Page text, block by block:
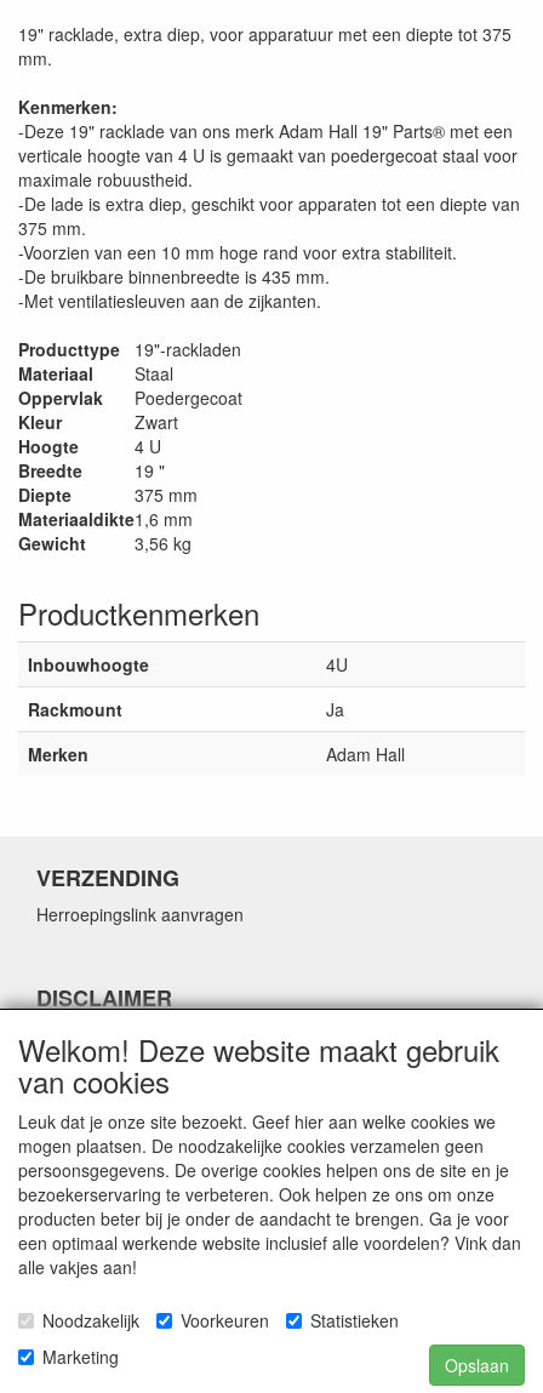
19" racklade, extra diep, voor apparatuur met een diepte tot 375
mm.
Kenmerken:
-Deze 19" racklade van ons merk Adam Hall 19" Parts® met een
verticale hoogte van 4 U is gemaakt van poedergecoat staal voor
maximale robuustheid.
-De lade is extra diep, geschikt voor apparaten tot een diepte van
375 mm.
-Voorzien van een 10 mm hoge rand voor extra stabiliteit.
-De bruikbare binnenbreedte is 435 mm.
-Met ventilatiesleuven aan de zijkanten.
Producttype
19"-rackladen
Materiaal
Staal
Oppervlak
Poedergecoat
Kleur
Zwart
Hoogte
4 U
Breedte
19 "
Diepte
375 mm
Materiaaldikte1,6 mm
Gewicht
3,56 kg
Productkenmerken
Inbouwhoogte
4U
Rackmount
Ja
Merken
Adam Hall
VERZENDING
Herroepingslink aanvragen
DISCLAIMER
Herroepingslink aanvragen
CONTACTGEGEVENS
Fabulous Sales
Grotestraat 69C
5141 JN Waalwijk
E-mail:info@fabuloussales.nl
Telefoon:0416 - 33 14 13
Welkom! Deze website maakt gebruik
van cookies
Leuk dat je onze site bezoekt. Geef hier aan welke cookies we
mogen plaatsen. De noodzakelijke cookies verzamelen geen
persoonsgegevens. De overige cookies helpen ons de site en je
bezoekerservaring te verbeteren. Ook helpen ze ons om onze
producten beter bij je onder de aandacht te brengen. Ga je voor
een optimaal werkende website inclusief alle voordelen? Vink dan
alle vakjes aan!
Noodzakelijk Voorkeuren
Statistieken
Marketing
Opslaan